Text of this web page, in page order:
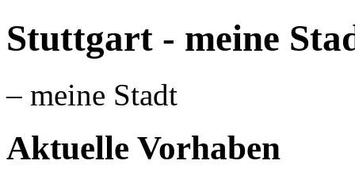
Stuttgart - meine
– meine Stadt
Aktuelle Vorhaben